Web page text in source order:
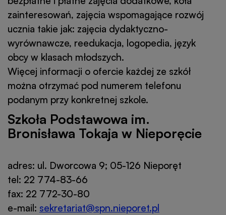
zainteresowań, zajęcia wspomagające rozwój
ucznia takie jak: zajęcia dydaktyczno-
wyrównawcze, reedukacja, logopedia, język
obcy w klasach młodszych.
Więcej informacji o ofercie każdej ze szkół
można otrzymać pod numerem telefonu
podanym przy konkretnej szkole.
Szkoła Podstawowa im.
Bronisława Tokaja w Nieporęcie
adres: ul. Dworcowa 9; 05-126 Nieporęt
tel: 22 774-83-66
fax: 22 772-30-80
e-mail: sekretariat@spn.nieporet.pl